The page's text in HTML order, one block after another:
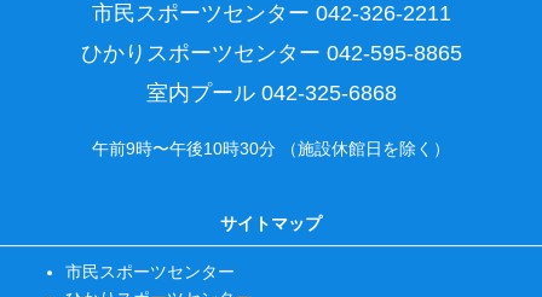
市民スポーツセンター 042-326-2211
ひかりスポーツセンター 042-595-8865
室内プール 042-325-6868
午前9時〜午後10時30分 （施設休館日を除く）
サイトマップ
市民スポーツセンター